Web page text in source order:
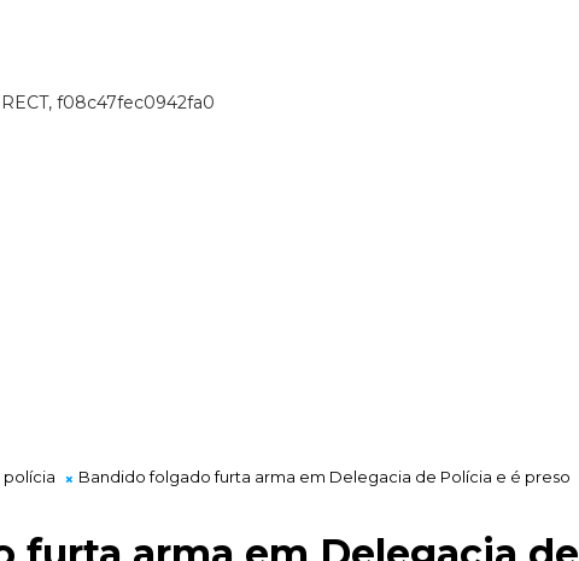
f08c47fec0942fa0
polícia
Bandido folgado furta arma em Delegacia de Polícia e é preso